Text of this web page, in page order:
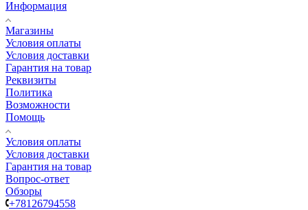
Информация
Магазины
Условия оплаты
Условия доставки
Гарантия на товар
Реквизиты
Политика
Возможности
Помощь
Условия оплаты
Условия доставки
Гарантия на товар
Вопрос-ответ
Обзоры
+78126794558